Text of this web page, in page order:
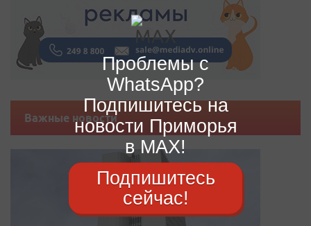
Важные новости
Проблемы с
WhatsApp?
Подпишитесь на
новости Приморья
в MAX!
Подпишитесь
сейчас!